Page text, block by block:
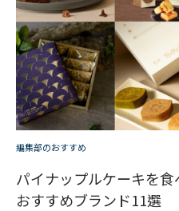
編集部のおすすめ
パイナップルケーキを
おすすめブランド11選